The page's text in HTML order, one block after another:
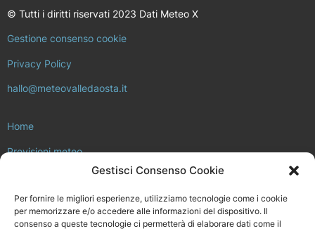
Gestisci Consenso Cookie
Per fornire le migliori esperienze, utilizziamo tecnologie come i cookie
per memorizzare e/o accedere alle informazioni del dispositivo. Il
consenso a queste tecnologie ci permetterà di elaborare dati come il
© Tutti i diritti riservati 2023 Dati Meteo X
Gestione consenso cookie
Privacy Policy
hallo@meteovalledaosta.it
Home
Previsioni meteo
Approfondimenti meteo e clima
Consulta la rete di stazioni meteo
Il progetto Meteo Valle d’Aosta